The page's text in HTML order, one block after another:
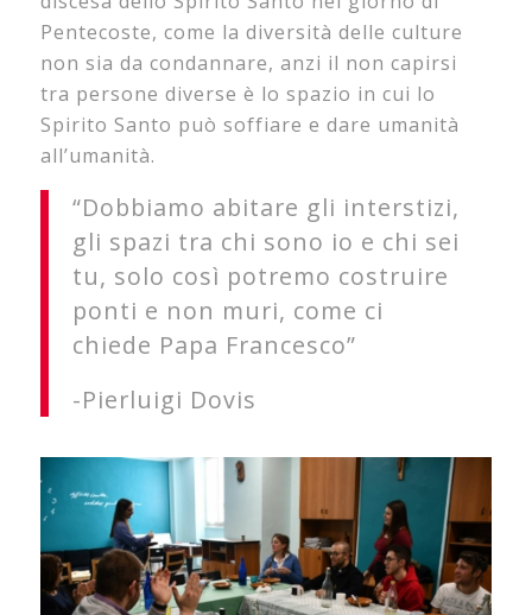
Pentecoste, come la diversità delle culture
non sia da condannare, anzi il non capirsi
tra persone diverse è lo spazio in cui lo
Spirito Santo può soffiare e dare umanità
all’umanità.
“Dobbiamo abitare gli interstizi,
gli spazi tra chi sono io e chi sei
tu, solo così potremo costruire
ponti e non muri, come ci
chiede Papa Francesco”
-Pierluigi Dovis